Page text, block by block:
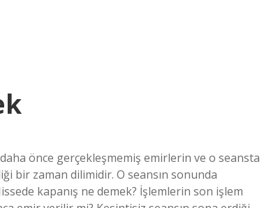
daha önce gerçekleşmemiş emirlerin ve o seansta
bir zaman dilimidir. O seansın sonunda
kapanış ne demek? İşlemlerin son işlem